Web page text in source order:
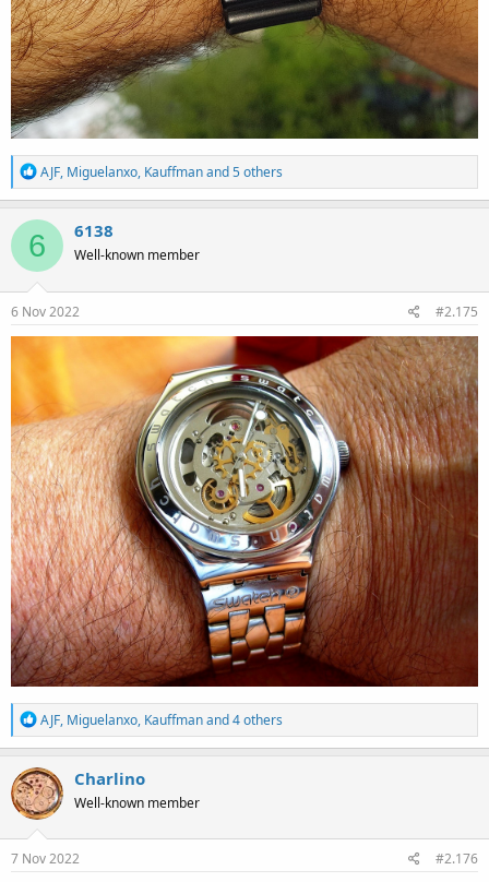
R
e
a
c
t
i
o
n
s
AJF, Miguelanxo, Kauffmanand 5 others
6 6138
Well-known member
6 Nov 2022 #2.175
R
e
a
c
t
i
o
n
s
AJF, Miguelanxo, Kauffmanand 4 others
Charlino
Well-known member
7 Nov 2022 #2.176